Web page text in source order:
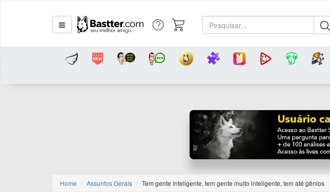
Home Assuntos Gerais Tem gente inteligente, tem gente muito inteligente, tem até gênios